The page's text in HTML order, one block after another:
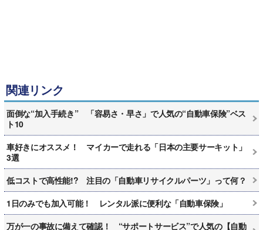
関連リンク
面倒な“加入手続き” 「容易さ・早さ」で人気の“自動車保険”ベス
ト10
車好きにオススメ！ マイカーで走れる「日本の主要サーキット」
3選
低コストで高性能!? 注目の「自動車リサイクルパーツ」って何？
1日のみでも加入可能！ レンタル派に便利な「自動車保険」
万が一の事故に備えて確認！ “サポートサービス”で人気の【自動